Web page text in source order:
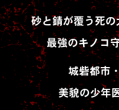
砂と錆が覆う死
最強のキノコ
城砦都市
美貌の少年